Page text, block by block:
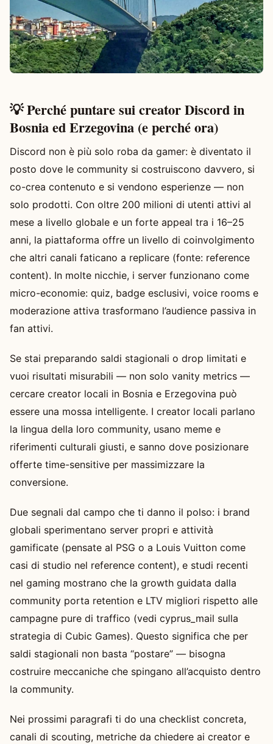
💡 Perché puntare sui creator Discord in
Bosnia ed Erzegovina (e perché ora)
Discord non è più solo roba da gamer: è diventato il
posto dove le community si costruiscono davvero, si
co-crea contenuto e si vendono esperienze — non
solo prodotti. Con oltre 200 milioni di utenti attivi al
mese a livello globale e un forte appeal tra i 16–25
anni, la piattaforma offre un livello di coinvolgimento
che altri canali faticano a replicare (fonte: reference
content). In molte nicchie, i server funzionano come
micro-economie: quiz, badge esclusivi, voice rooms e
moderazione attiva trasformano l’audience passiva in
fan attivi.
Se stai preparando saldi stagionali o drop limitati e
vuoi risultati misurabili — non solo vanity metrics —
cercare creator locali in Bosnia e Erzegovina può
essere una mossa intelligente. I creator locali parlano
la lingua della loro community, usano meme e
riferimenti culturali giusti, e sanno dove posizionare
offerte time-sensitive per massimizzare la
conversione.
Due segnali dal campo che ti danno il polso: i brand
globali sperimentano server propri e attività
gamificate (pensate al PSG o a Louis Vuitton come
casi di studio nel reference content), e studi recenti
nel gaming mostrano che la growth guidata dalla
community porta retention e LTV migliori rispetto alle
campagne pure di traffico (vedi cyprus_mail sulla
strategia di Cubic Games). Questo significa che per
saldi stagionali non basta “postare” — bisogna
costruire meccaniche che spingano all’acquisto dentro
la community.
Nei prossimi paragrafi ti do una checklist concreta,
canali di scouting, metriche da chiedere ai creator e